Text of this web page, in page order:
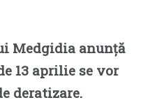
Medgidia anunță
13 aprilie se vor
deratizare.